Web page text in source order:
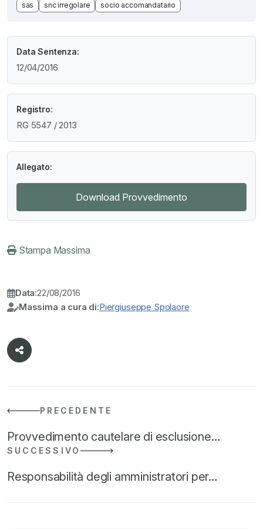
sas
snc irregolare socio accomandatario
Data Sentenza:
12/04/2016
Registro:
RG 5547 / 2013
Allegato:
Download Provvedimento
Stampa Massima
Data:22/08/2016
Massima a cura di:Piergiuseppe Spolaore
PRECEDENTE
Provvedimento cautelare di esclusione…
SUCCESSIVO
Responsabilità degli amministratori per…